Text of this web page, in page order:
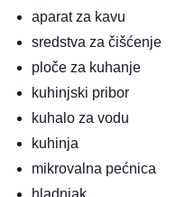
aparat za kavu
sredstva za čišćenje
ploče za kuhanje
kuhinjski pribor
kuhalo za vodu
kuhinja
mikrovalna pećnica
hladnjak